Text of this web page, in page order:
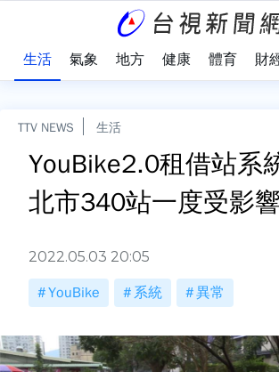
生活 氣象 地方 健康 體育 財
TTV NEWS 生活
YouBike2.0租借站系
北市340站一度受影響
2022.05.03 20:05
YouBike 系統 異常